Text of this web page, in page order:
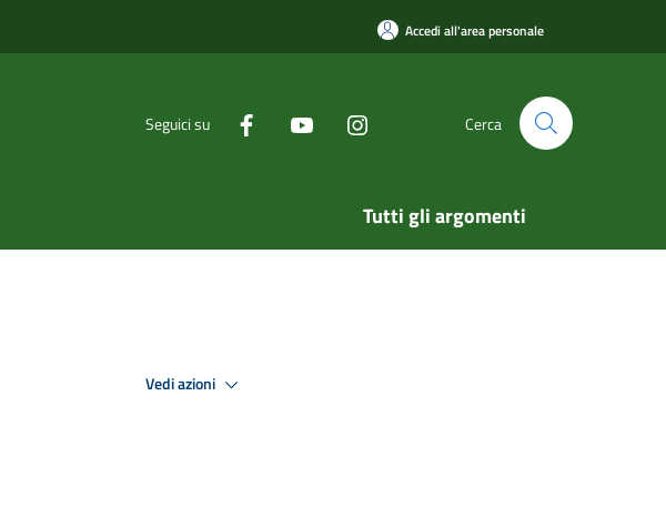
Accedi all'area personale
Seguici su Cerca
Tutti gli argomenti
Vedi azioni